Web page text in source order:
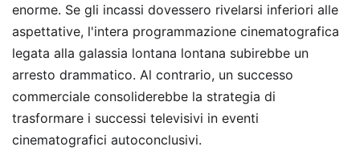
enorme. Se gli incassi dovessero rivelarsi inferiori alle
aspettative, l'intera programmazione cinematografica
legata alla galassia lontana lontana subirebbe un
arresto drammatico. Al contrario, un successo
commerciale consoliderebbe la strategia di
trasformare i successi televisivi in eventi
cinematografici autoconclusivi.